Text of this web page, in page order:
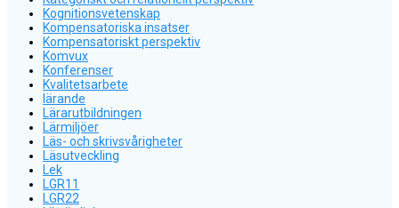
Kognitionsvetenskap
Kompensatoriska insatser
Kompensatoriskt perspektiv
Komvux
Konferenser
Kvalitetsarbete
lärande
Lärarutbildningen
Lärmiljöer
Läs- och skrivsvårigheter
Läsutveckling
Lek
LGR11
LGR22